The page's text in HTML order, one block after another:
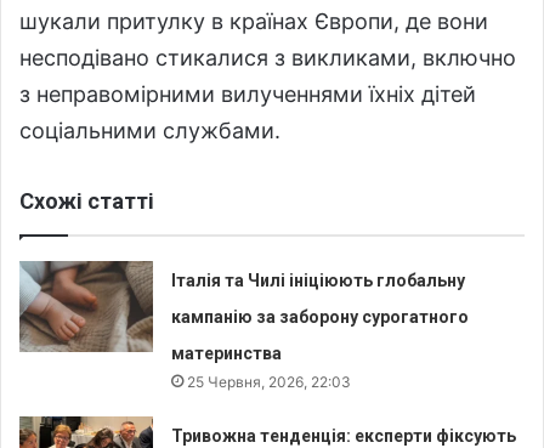
шукали притулку в країнах Європи, де вони
несподівано стикалися з викликами, включно
з неправомірними вилученнями їхніх дітей
соціальними службами.
Схожі статті
Італія та Чилі ініціюють глобальну
кампанію за заборону сурогатного
материнства
25 Червня, 2026, 22:03
Тривожна тенденція: експерти фіксують